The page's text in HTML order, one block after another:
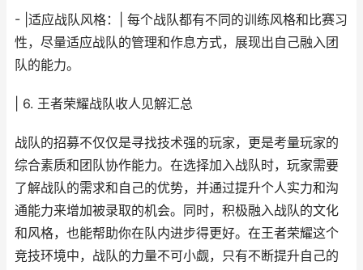
- |适应战队风格：| 每个战队都有不同的训练风格和比赛习
性，尽量适应战队的管理和作息方式，展现出自己融入团
队的能力。
| 6. 王者荣耀战队收人见解汇总
战队的招募不仅仅是寻找技术强的玩家，更是考量玩家的
综合素质和团队协作能力。在选择加入战队时，玩家需要
了解战队的需求和自己的优势，并通过提升个人实力和沟
通能力来增加被录取的机会。同时，积极融入战队的文化
和风格，也能帮助你在队内进步得更好。在王者荣耀这个
竞技环境中，战队的力量不可小觑，只有不断提升自己的